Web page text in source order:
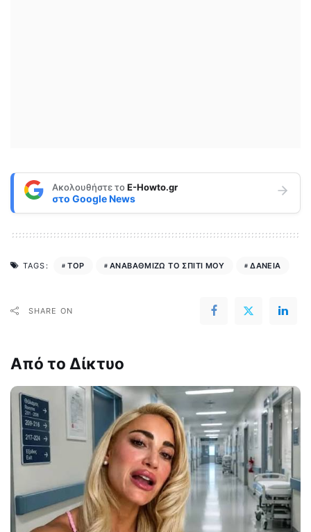
Ακολουθήστε τοE-Howto.gr
στο Google News
TAGS: TOP ΑΝΑΒΑΘΜΙΖΩ ΤΟ ΣΠΙΤΙ ΜΟΥ ΔΑΝΕΙΑ
SHARE ON
Από το Δίκτυο